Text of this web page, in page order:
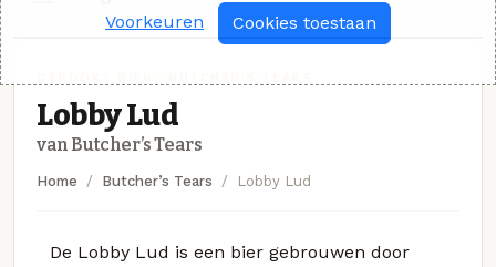
Lobby Lud
van Butcher’s Tears
Home Butcher’s Tears Lobby Lud
De Lobby Lud is een bier gebrouwen door
Voorkeuren Cookies toestaan